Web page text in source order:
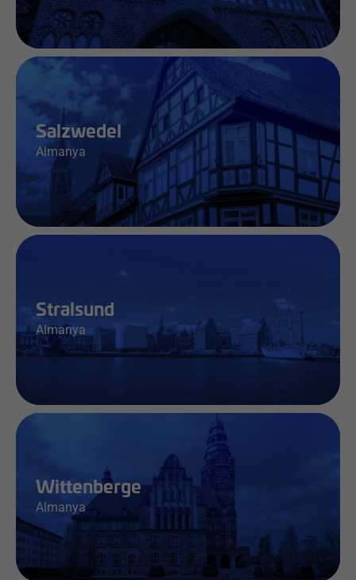
İş & Bilgi
Salzwedel
Almanya
Stralsund
Almanya
Wittenberge
Almanya